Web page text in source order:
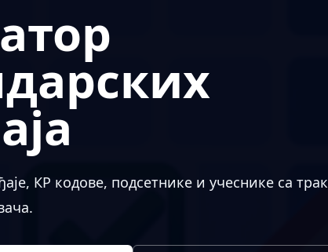
КР кодове, подсетнике и учеснике са